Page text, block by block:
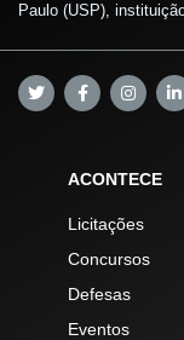
Paulo (USP),
ACONTECE
Licitações
Concursos
Defesas
Eventos